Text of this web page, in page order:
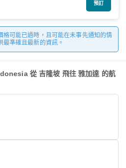
預訂
格可能已過時，且可能在未事先通知的情
準確且最新的資訊。
從 吉隆坡 飛往 雅加達 的航